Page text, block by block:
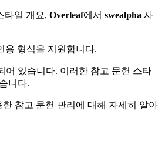
타일 개요, Overleaf에서 swealpha 사
용 형식을 지원합니다.
어 있습니다. 이러한 참고 문헌 스타
니다.
참고 문헌 관리에 대해 자세히 알아